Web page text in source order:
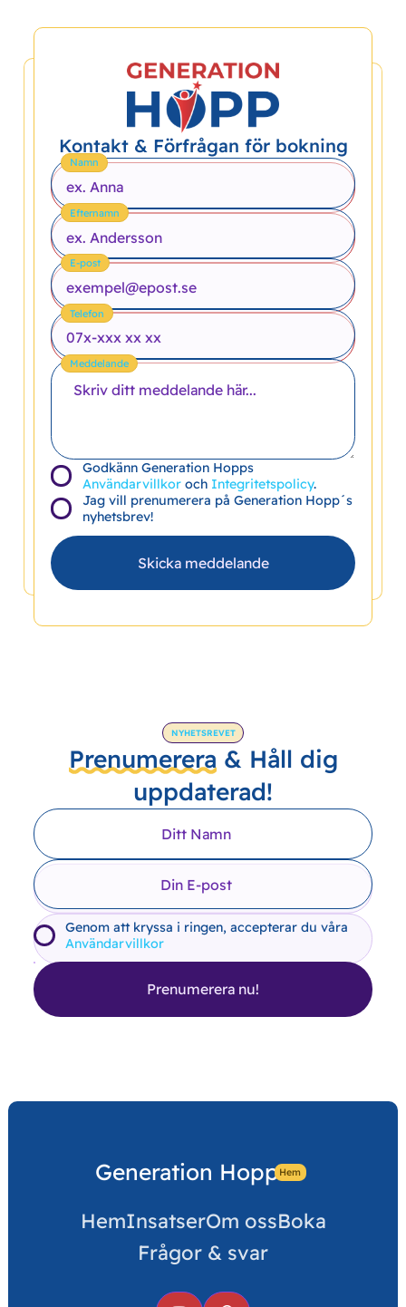
Kontakt & Förfrågan för bokning
Namn
Efternamn
E-post
Telefon
Meddelande
Godkänn Generation Hopps
Användarvillkor och Integritetspolicy.
Jag vill prenumerera på Generation Hopp´s
nyhetsbrev!
NYHETSREVET
Prenumerera& Håll dig
uppdaterad!
Genom att kryssa i ringen, accepterar du våra
Användarvillkor
Generation HoppHem
HemInsatserOm ossBoka
Frågor & svar